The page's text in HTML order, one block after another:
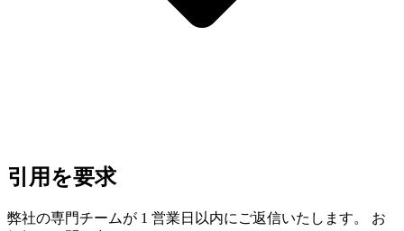
引用を要求
弊社の専門チームが 1 営業日以内にご返信いたします。 お